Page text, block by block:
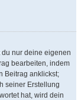
du nur deine eigenen
bearbeiten, indem
Beitrag anklickst;
seiner Erstellung
hat, wird dein